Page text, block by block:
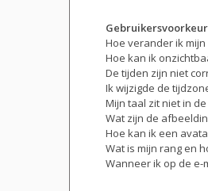
Hoe verander ik
Hoe kan ik
De tijden zijn niet
Ik wijzigde de
Mijn taal zit niet in de
Wat zijn de
Hoe kan ik een
Wat is mijn rang en
Wanneer ik op de e-